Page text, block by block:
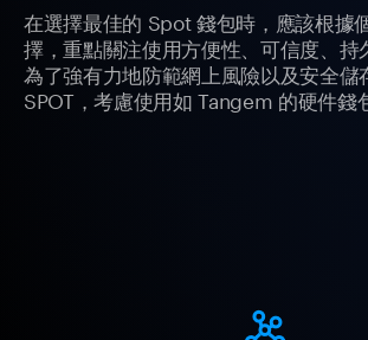
在選擇最佳的 Spot 錢包時，應該根據
擇，重點關注使用方便性、可信度、持
為了強有力地防範網上風險以及安全儲
SPOT，考慮使用如 Tangem 的硬件錢